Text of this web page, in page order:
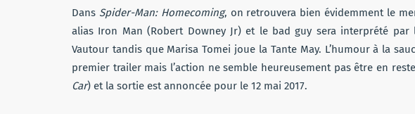
Dans Spider-Man: Homecoming, on retrouvera bien évidemment le
alias Iron Man (Robert Downey Jr) et le bad guy sera interprété par
Vautour tandis que Marisa Tomei joue la Tante May. L’humour à la
premier trailer mais l’action ne semble heureusement pas être en
Car) et la sortie est annoncée pour le 12 mai 2017.